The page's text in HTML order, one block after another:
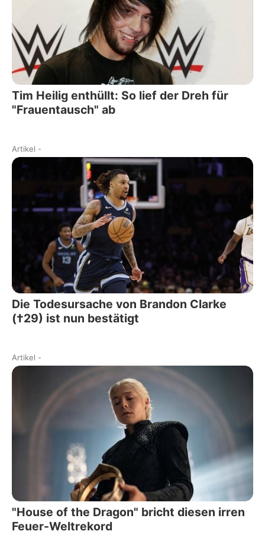
Tim Heilig enthüllt: So lief der Dreh für
"Frauentausch" ab
Artikel -
Die Todesursache von Brandon Clarke
(†29) ist nun bestätigt
Artikel -
"House of the Dragon" bricht diesen irren
Feuer-Weltrekord